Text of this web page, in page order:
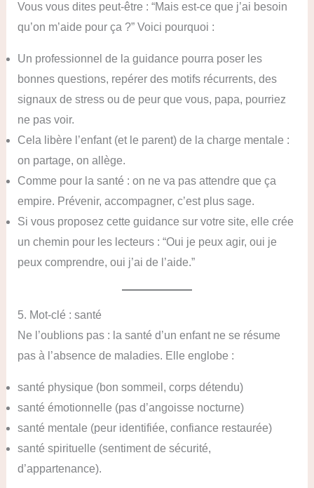
Vous vous dites peut-être : “Mais est-ce que j’ai besoin
qu’on m’aide pour ça ?” Voici pourquoi :
Un professionnel de la guidance pourra poser les
bonnes questions, repérer des motifs récurrents, des
signaux de stress ou de peur que vous, papa, pourriez
ne pas voir.
Cela libère l’enfant (et le parent) de la charge mentale :
on partage, on allège.
Comme pour la santé : on ne va pas attendre que ça
empire. Prévenir, accompagner, c’est plus sage.
Si vous proposez cette guidance sur votre site, elle crée
un chemin pour les lecteurs : “Oui je peux agir, oui je
peux comprendre, oui j’ai de l’aide.”
5. Mot-clé : santé
Ne l’oublions pas : la santé d’un enfant ne se résume
pas à l’absence de maladies. Elle englobe :
santé physique (bon sommeil, corps détendu)
santé émotionnelle (pas d’angoisse nocturne)
santé mentale (peur identifiée, confiance restaurée)
santé spirituelle (sentiment de sécurité,
d’appartenance).